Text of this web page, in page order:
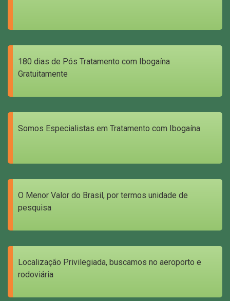
180 dias de Pós Tratamento com Ibogaína
Gratuitamente
Somos Especialistas em Tratamento com Ibogaína
O Menor Valor do Brasil, por termos unidade de
pesquisa
Localização Privilegiada, buscamos no aeroporto e
rodoviária